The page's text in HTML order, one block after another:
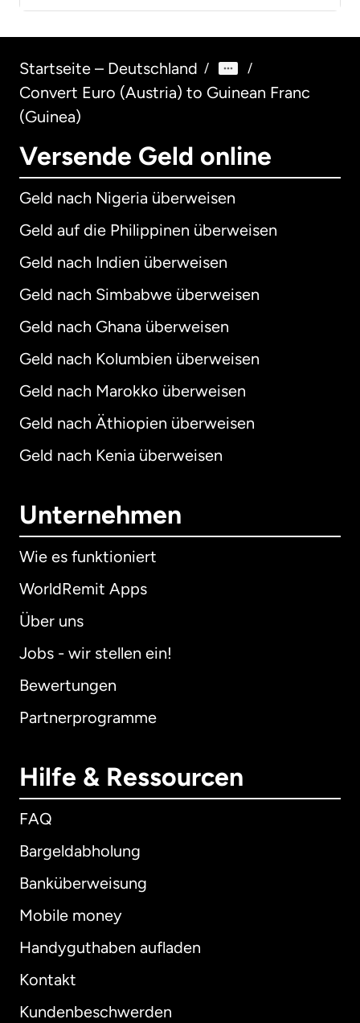
Startseite – Deutschland / /
Convert Euro (Austria) to Guinean Franc
(Guinea)
Versende Geld online
Geld nach Nigeria überweisen
Geld auf die Philippinen überweisen
Geld nach Indien überweisen
Geld nach Simbabwe überweisen
Geld nach Ghana überweisen
Geld nach Kolumbien überweisen
Geld nach Marokko überweisen
Geld nach Äthiopien überweisen
Geld nach Kenia überweisen
Unternehmen
Wie es funktioniert
WorldRemit Apps
Über uns
Jobs - wir stellen ein!
Bewertungen
Partnerprogramme
Hilfe & Ressourcen
FAQ
Bargeldabholung
Banküberweisung
Mobile money
Handyguthaben aufladen
Kontakt
Kundenbeschwerden